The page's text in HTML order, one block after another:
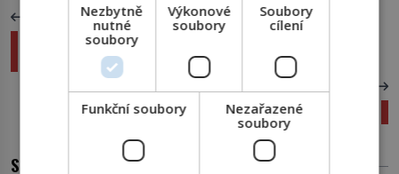
PŘEDCHOZÍ ČLÁNEK
Konspirace Bilderberg: Kteří Češi nahlédli za
Moravský kras: Přežijí krápníky do 22. století?
SOUVISEJÍCÍ ČLÁNKY
Nezbytně
nutné
soubory
Výkonové
soubory
Soubory
cílení
Funkční soubory
Nezařazené
soubory